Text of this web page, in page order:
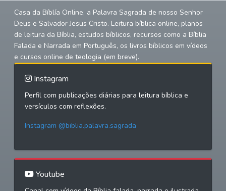
Casa da Bíblía Online, a Palavra Sagrada de nosso Senhor
Deus e Salvador Jesus Cristo. Leitura bíblica online, planos
de leitura da Bíblia, estudos bíblicos, recursos como a Bíblia
Falada e Narrada em Português, os livros bíblicos em vídeos
e cursos online de teologia (em breve).
Instagram
Perfil com publicações diárias para leitura bíblica e
versículos com reflexões.
Instagram @biblia.palavra.sagrada
Youtube